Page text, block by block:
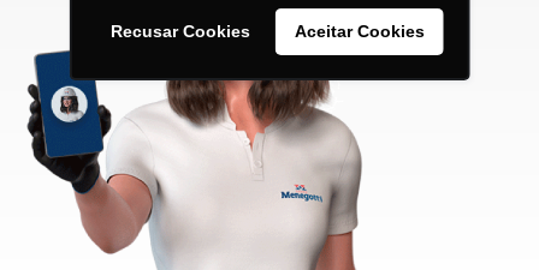
Recusar Cookies Aceitar Cookies